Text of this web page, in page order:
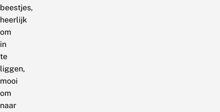
beestjes,
heerlijk
om
in
te
liggen,
mooi
om
naar